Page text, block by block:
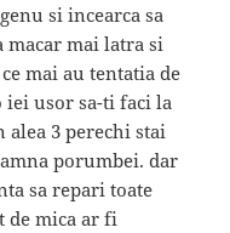
si incearca sa
macar mai latra si
mai au tentatia de
iei usor sa-ti faci la
3 perechi stai
porumbei. dar
sa repari toate
de mica ar fi